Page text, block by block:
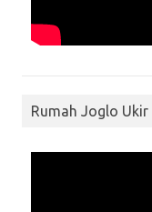
Rumah Joglo Ukir